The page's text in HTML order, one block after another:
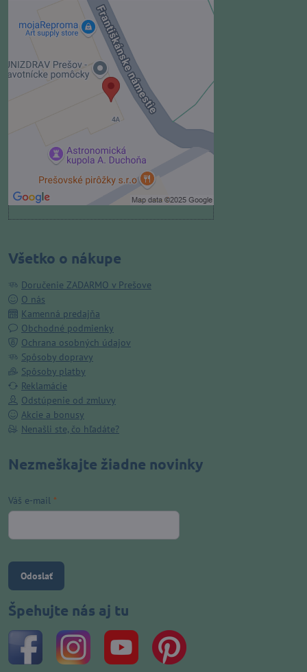
Externý obsah je blokovaný
Voľbami súkromia
Prajete si načítať externý obsah?
Povoliť tentokrát
Povoliť a zapamätať - súhlas s
druhom cookie: Funkčné
Otvoriť obsah v novom okne
Všetko o nákupe
Doručenie ZADARMO v Prešove
O nás
Kamenná predajňa
Obchodné podmienky
Ochrana osobných údajov
Spôsoby dopravy
Spôsoby platby
Reklamácie
Odstúpenie od zmluvy
Akcie a bonusy
Nenašli ste, čo hľadáte?
Nezmeškajte žiadne novinky
Váš e-mail *
Odoslať
Špehujte nás aj tu